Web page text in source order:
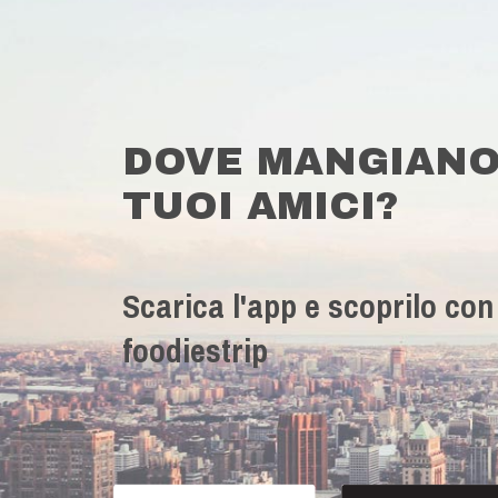
DOVE
TUOI AMICI?
Scarica l'app e scoprilo con
foodiestrip